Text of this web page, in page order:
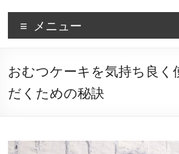
キ
プ
メニュー
おむつケーキを気持ち良く
だくための秘訣